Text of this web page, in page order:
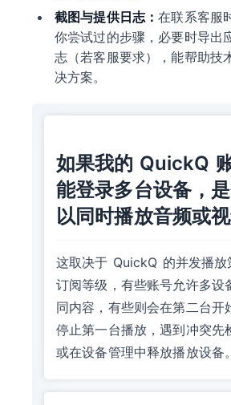
截图与提供日志：在联系客服
你尝试过的步骤，必要时导出
志（若客服要求），能帮助技
决方案。
如果我的 QuickQ
能登录多台设备，
以同时播放音频或
这取决于 QuickQ 的并发播放
订阅等级，有些账号允许多设
同内容，有些则会在第二台开
停止第一台播放，遇到冲突先
或在设备管理中释放播放设备。